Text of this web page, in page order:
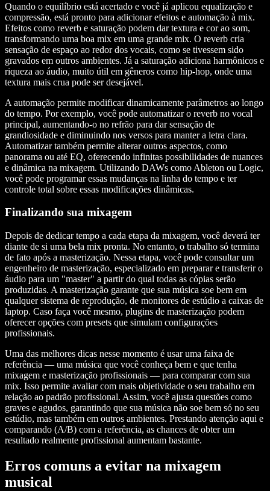
Quando o equilíbrio está acertado e você já aplicou equalização e
compressão, está pronto para adicionar efeitos e automação à mix.
Efeitos como reverb e saturação podem dar textura e cor ao som,
transformando uma boa mix em uma grande mix. O reverb cria
sensação de espaço ao redor dos vocais, como se tivessem sido
gravados em outros ambientes. Já a saturação adiciona harmônicos e
riqueza ao áudio, muito útil em gêneros como hip-hop, onde uma
textura mais crua pode ser desejável.
A automação permite modificar dinamicamente parâmetros ao longo
do tempo. Por exemplo, você pode automatizar o reverb no vocal
principal, aumentando-o no refrão para dar sensação de
grandiosidade e diminuindo nos versos para manter a letra clara.
Automatizar também permite alterar outros aspectos, como
panorama ou até EQ, oferecendo infinitas possibilidades de nuances
e dinâmica na mixagem. Utilizando DAWs como Ableton ou Logic,
você pode programar essas mudanças na linha do tempo e ter
controle total sobre essas modificações dinâmicas.
Finalizando sua mixagem
Depois de dedicar tempo a cada etapa da mixagem, você deverá ter
diante de si uma bela mix pronta. No entanto, o trabalho só termina
de fato após a masterização. Nessa etapa, você pode consultar um
engenheiro de masterização, especializado em preparar e transferir o
áudio para um "master" a partir do qual todas as cópias serão
produzidas. A masterização garante que sua música soe bem em
qualquer sistema de reprodução, de monitores de estúdio a caixas de
laptop. Caso faça você mesmo, plugins de masterização podem
oferecer opções com presets que simulam configurações
profissionais.
Uma das melhores dicas nesse momento é usar uma faixa de
referência — uma música que você conheça bem e que tenha
mixagem e masterização profissionais — para comparar com sua
mix. Isso permite avaliar com mais objetividade o seu trabalho em
relação ao padrão profissional. Assim, você ajusta questões como
graves e agudos, garantindo que sua música não soe bem só no seu
estúdio, mas também em outros ambientes. Prestando atenção aqui e
comparando (A/B) com a referência, as chances de obter um
resultado realmente profissional aumentam bastante.
Erros comuns a evitar na mixagem
musical